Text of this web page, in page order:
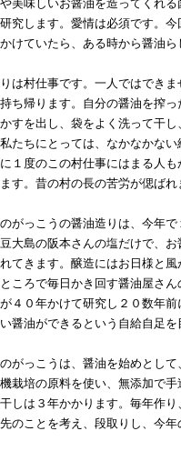
美味しいお醤油を造ってくれ
究します。愛情は必須です。
けていたら、ある時から醤油
は村仕事です。一人ではできま
ち帰ります。自分の醤油を搾
すを出し、袋をよく洗って干
たちにとっては、なかなかな
１度のこの村仕事にはまる人
す。昔の村の長の苦労が偲ばれ
がっこうの醤油造りは、今年
大島の阪本さんの塩だけで、
てきます。醸造にはお日様と
ころで毎日かき回す醤油屋さ
４０年かけて研究し２０数年
醤油ができるという自給自足
がっこうは、醤油を始めとし
栽培の原料を使い、無添加で
しは３年かかります。毎年作
のことを考え、段取りし、今年